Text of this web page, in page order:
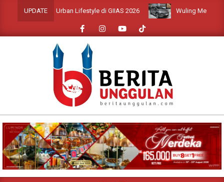
UPDATE
Bergaya Urban Lifestyle di GIIAS 2026 Wuling